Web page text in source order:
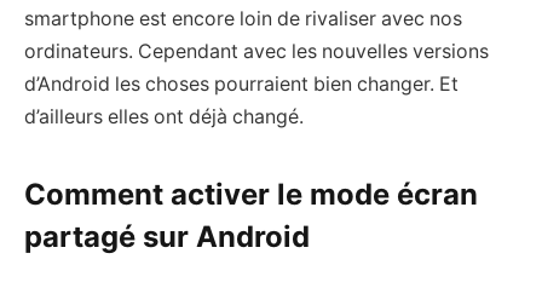
smartphone est encore loin de rivaliser avec nos
ordinateurs. Cependant avec les nouvelles versions
d’Android les choses pourraient bien changer. Et
d’ailleurs elles ont déjà changé.
Comment activer le mode écran
partagé sur Android